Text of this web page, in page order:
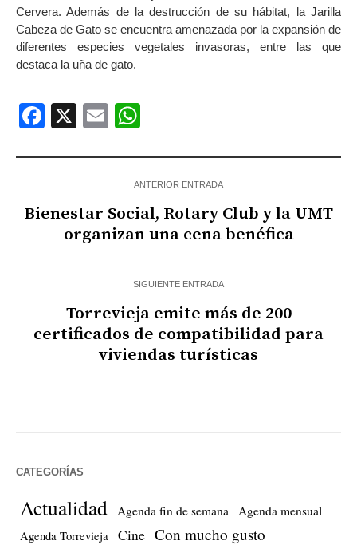
Cervera. Además de la destrucción de su hábitat, la Jarilla
Cabeza de Gato se encuentra amenazada por la expansión de
diferentes especies vegetales invasoras, entre las que
destaca la uña de gato.
Facebook
X Email
ANTERIOR ENTRADA
Bienestar Social, Rotary Club y la UMT
organizan una cena benéfica
SIGUIENTE ENTRADA
Torrevieja emite más de 200
certificados de compatibilidad para
viviendas turísticas
CATEGORÍAS
Actualidad Agenda fin de semana Agenda mensual
Agenda Torrevieja Cine Con mucho gusto